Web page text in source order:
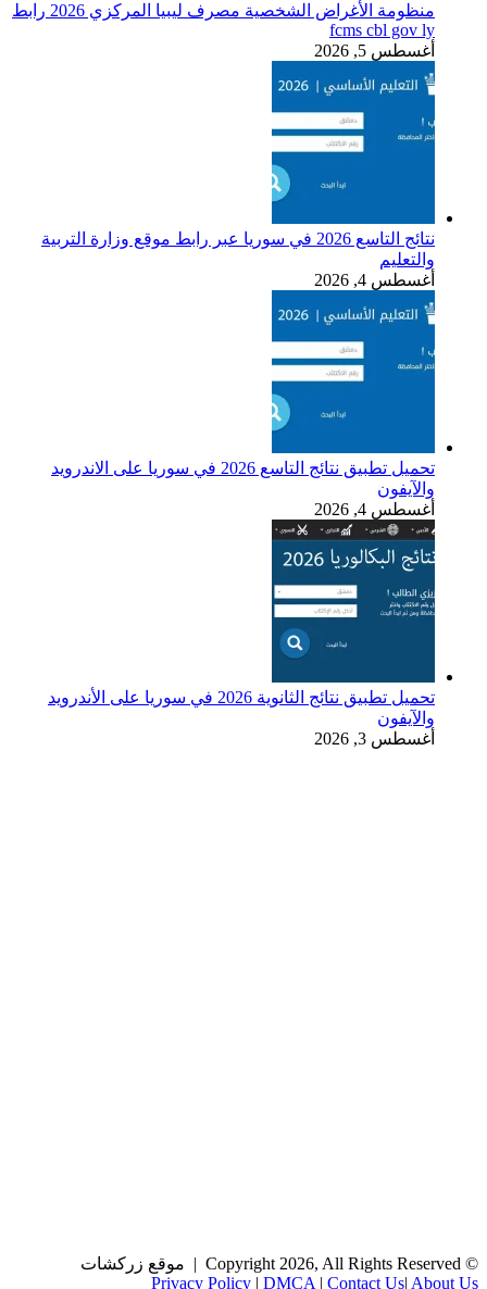
منظومة الأغراض الشخصية مصرف ليبيا المركزي 2026 رابط
fcms cbl gov ly
أغسطس 5, 2026
نتائج التاسع 2026 في سوريا عبر رابط موقع وزارة التربية
والتعليم
أغسطس 4, 2026
تحميل تطبيق نتائج التاسع 2026 في سوريا على الاندرويد
والآيفون
أغسطس 4, 2026
تحميل تطبيق نتائج الثانوية 2026 في سوريا على الأندرويد
والآيفون
أغسطس 3, 2026
© Copyright 2026, All Rights Reserved | موقع زركشات
Privacy Policy | DMCA | Contact Us| About Us